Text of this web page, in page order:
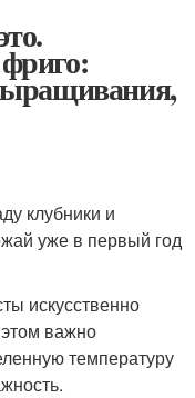
клубники и
уже в первый год
искусственно
важно
температуру